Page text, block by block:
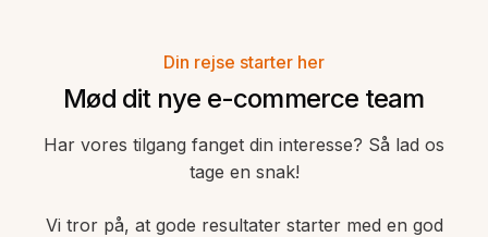
Din rejse starter her
Mød dit nye e-commerce team
Har vores tilgang fanget din interesse? Så lad os
tage en snak!
Vi tror på, at gode resultater starter med en god